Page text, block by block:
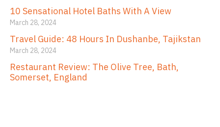
10 Sensational Hotel Baths With A View
March 28, 2024
Travel Guide: 48 Hours In Dushanbe, Tajikstan
March 28, 2024
Restaurant Review: The Olive Tree, Bath,
Somerset, England